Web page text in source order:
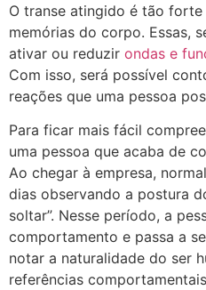
O transe atingido é tão
memórias do corpo. Essas,
ativar ou reduzir ondas e
Com isso, será possível
reações que uma pessoa
Para ficar mais fácil
uma pessoa que acaba de
Ao chegar à empresa,
dias observando a postura
soltar”. Nesse período, a
comportamento e passa a
notar a naturalidade do ser
referências